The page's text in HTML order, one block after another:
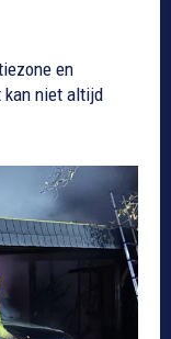
en
kan niet altijd